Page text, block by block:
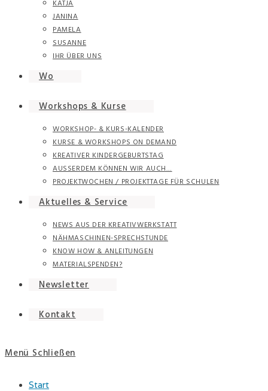
KATJA
JANINA
PAMELA
SUSANNE
IHR ÜBER UNS
Wo
Workshops & Kurse
WORKSHOP- & KURS-KALENDER
KURSE & WORKSHOPS ON DEMAND
KREATIVER KINDERGEBURTSTAG
AUSSERDEM KÖNNEN WIR AUCH…
PROJEKTWOCHEN / PROJEKTTAGE FÜR SCHULEN
Aktuelles & Service
NEWS AUS DER KREATIVWERKSTATT
NÄHMASCHINEN-SPRECHSTUNDE
KNOW HOW & ANLEITUNGEN
MATERIALSPENDEN?
Newsletter
Kontakt
Menü Schließen
Start